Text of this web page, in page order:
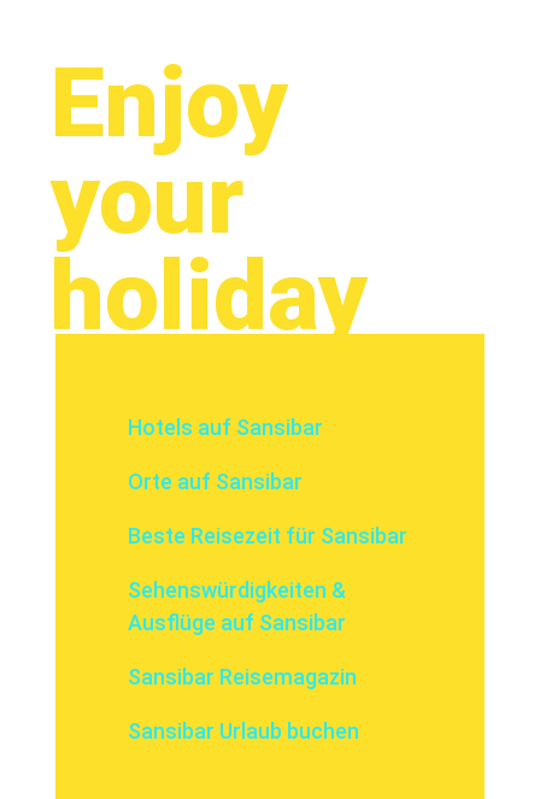
Enjoy
your
holiday
Hotels auf Sansibar
Orte auf Sansibar
Beste Reisezeit für Sansibar
Sehenswürdigkeiten &
Ausflüge auf Sansibar
Sansibar Reisemagazin
Sansibar Urlaub buchen